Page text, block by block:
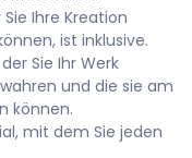
Ihre Kreation
ist inklusive.
Sie Ihr Werk
und die sie am
können.
mit dem Sie jeden